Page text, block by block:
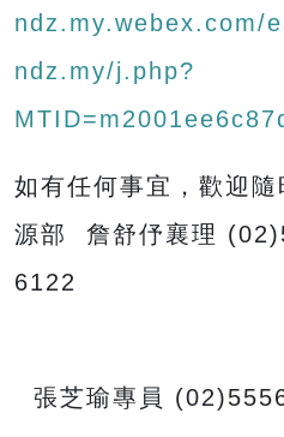
ndz.my.webex.com/
ndz.my/j.php?
如有任何事宜，歡迎
源部 詹舒伃襄理
6122
張芝瑜專員